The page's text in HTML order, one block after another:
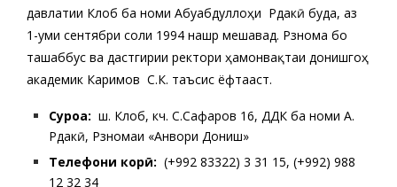
давлатии Кӯлоб ба номи Абуабдуллоҳи Рӯдакӣ буда, аз
1-уми сентябри соли 1994 нашр мешавад. Рӯзнома бо
ташаббус ва дастгирии ректори ҳамонвақтаи донишгоҳ
академик Каримов С.К. таъсис ёфтааст.
Суроға: ш. Кӯлоб, кӯч. С.Сафаров 16, ДДК ба номи А.
Рӯдакӣ, Рӯзномаи «Анвори Дониш»
Телефони корӣ: (+992 83322) 3 31 15, (+992) 988
12 32 34